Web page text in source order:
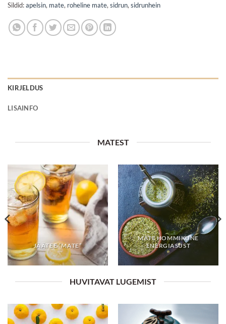
Sildid:apelsin, mate, roheline mate, sidrun, sidrunhein
KIRJELDUS
LISAINFO
MATEST
JÄÄTEE “MATE”
MATE HOMMIKUNE
ENERGIASÜST
HUVITAVAT LUGEMIST